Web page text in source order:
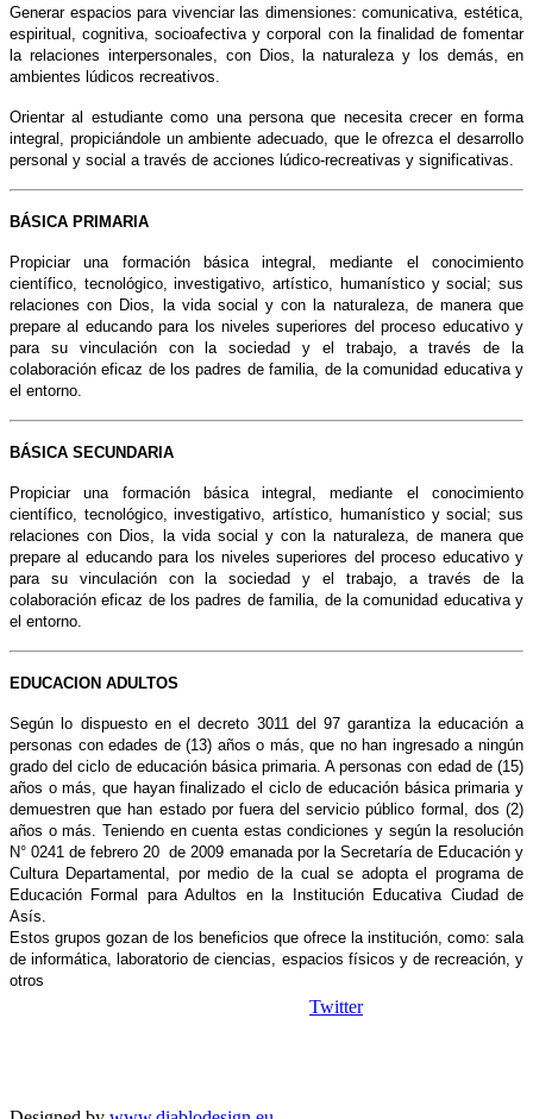
Generar espacios para vivenciar las dimensiones: comunicativa, estética,
espiritual, cognitiva, socioafectiva y corporal con la finalidad de fomentar
la relaciones interpersonales, con Dios, la naturaleza y los demás, en
ambientes lúdicos recreativos.
Orientar al estudiante como una persona que necesita crecer en forma
integral, propiciándole un ambiente adecuado, que le ofrezca el desarrollo
personal y social a través de acciones lúdico-recreativas y significativas.
BÁSICA PRIMARIA
Propiciar una formación básica integral, mediante el conocimiento
científico, tecnológico, investigativo, artístico, humanístico y social; sus
relaciones con Dios, la vida social y con la naturaleza, de manera que
prepare al educando para los niveles superiores del proceso educativo y
para su vinculación con la sociedad y el trabajo, a través de la
colaboración eficaz de los padres de familia, de la comunidad educativa y
el entorno.
BÁSICA SECUNDARIA
Propiciar una formación básica integral, mediante el conocimiento
científico, tecnológico, investigativo, artístico, humanístico y social; sus
relaciones con Dios, la vida social y con la naturaleza, de manera que
prepare al educando para los niveles superiores del proceso educativo y
para su vinculación con la sociedad y el trabajo, a través de la
colaboración eficaz de los padres de familia, de la comunidad educativa y
el entorno.
EDUCACION ADULTOS
Según lo dispuesto en el decreto 3011 del 97 garantiza la educación a
personas con edades de (13) años o más, que no han ingresado a ningún
grado del ciclo de educación básica primaria. A personas con edad de (15)
años o más, que hayan finalizado el ciclo de educación básica primaria y
demuestren que han estado por fuera del servicio público formal, dos (2)
años o más. Teniendo en cuenta estas condiciones y según la resolución
N° 0241 de febrero 20 de 2009 emanada por la Secretaría de Educación y
Cultura Departamental, por medio de la cual se adopta el programa de
Educación Formal para Adultos en la Institución Educativa Ciudad de
Asís.
Estos grupos gozan de los beneficios que ofrece la institución, como: sala
de informática, laboratorio de ciencias, espacios físicos y de recreación, y
otros
Twitter